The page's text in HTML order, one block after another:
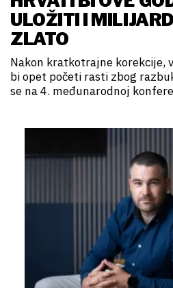
ULOŽITI I
ZLATO
Nakon kratkotrajne korekcije,
bi opet početi rasti zbog
se na 4. međunarodnoj